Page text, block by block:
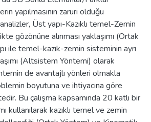
yapılmasının zaruri olduğu
Üst yapı-Kazıklı temel-Zemin
gözönüne alınması yaklaşımı (Ortak
ile temel-kazık-zemin sisteminin ayrı
(Altsistem Yöntemi) olarak
de avantajlı yönleri olmakla
boyutuna ve ihtiyacına göre
Bu çalışma kapsamında 20 katlı bir
kullanılarak kazıklı temel ve zemin